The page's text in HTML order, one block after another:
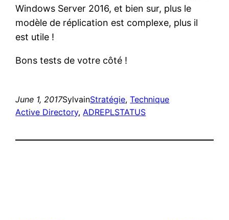
Windows Server 2016, et bien sur, plus le
modèle de réplication est complexe, plus il
est utile !
Bons tests de votre côté !
June 1, 2017SylvainStratégie, Technique
Active Directory, ADREPLSTATUS